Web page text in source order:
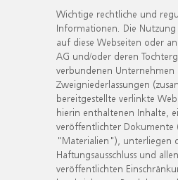
Wichtige rechtliche und
Informationen. Die
auf diese Webseiten oder
AG und/oder deren
verbundenen Unternehmen
Zweigniederlassungen
bereitgestellte verlinkte
hierin enthaltenen Inhalte,
veröffentlichter Dokumente
"Materialien"), unterliegen
Haftungsausschluss und
veröffentlichten